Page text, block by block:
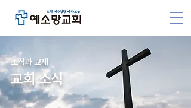
소식과 교제
교회 소식